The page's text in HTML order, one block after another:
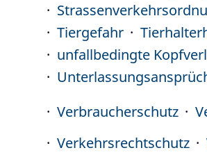
Tiergefahr
unfallbedingte
Verbraucherschutz
Verkehrsrechtschutz